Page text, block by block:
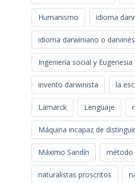
Humanismo idioma
idioma darwiniano o darvinés
Ingeniería social y Eugenesia
invento darwinista la
Lamarck Lenguaje
Máquina incapaz de distinguir
Máximo Sandín método
naturalistas proscritos